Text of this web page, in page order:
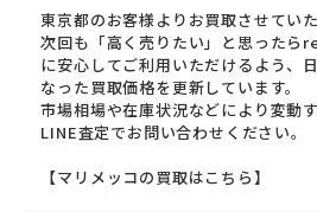
東京都のお客様よりお買取させていた
次回も「高く売りたい」と思ったら
に安心してご利用いただけるよう、
なった買取価格を更新しています。
市場相場や在庫状況などにより変動
LINE査定でお問い合わせください。
【マリメッコの買取はこちら】